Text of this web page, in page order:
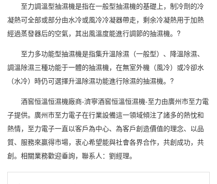
至力調溫型抽濕機是指在一般型抽濕機的基礎上，制冷劑的冷
凝熱可全部或部分由水冷或風冷冷凝器帶走，剩余冷凝熱用于加熱
經過蒸發器后的空氣，其出風溫度能進行調節的抽濕機。?
至力多功能型抽濕機是指集升溫除濕（一般型）、降溫除濕、
調溫除濕三種功能于一體的抽濕機，在無室外機（風冷）或冷卻水
（水冷）時仍可選擇升溫除濕功能進行除濕的抽濕機。?
酒窖恒溫恒濕機廠商-濟寧酒窖恒溫恒濕機-至力由廣州市至力電
子提供。廣州市至力電子在行業設備這一領域傾注了諸多的熱忱和
熱情，至力電子一直以客戶為中心、為客戶創造價值的理念、以品
質、服務來贏得市場，衷心希望能與社會各界合作，共創成功，共
創。相關業務歡迎垂詢，聯系人：劉經理。